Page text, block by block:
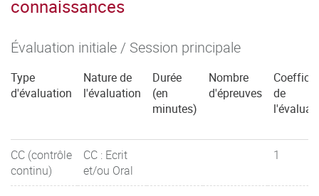
connaissances
Évaluation initiale / Session principale
Type
d'évaluation
Nature de
l'évaluation
Durée
(en
minutes)
Nombre
d'épreuves
de
CC (contrôle
continu)
CC : Ecrit
et/ou Oral
1